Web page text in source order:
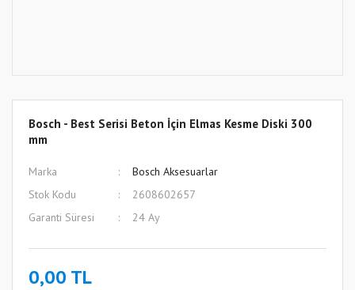
Bosch - Best Serisi Beton İçin Elmas Kesme Diski 300
mm
Marka
Bosch Aksesuarlar
Stok Kodu
2608602657
Garanti Süresi
24 Ay
0,00 TL